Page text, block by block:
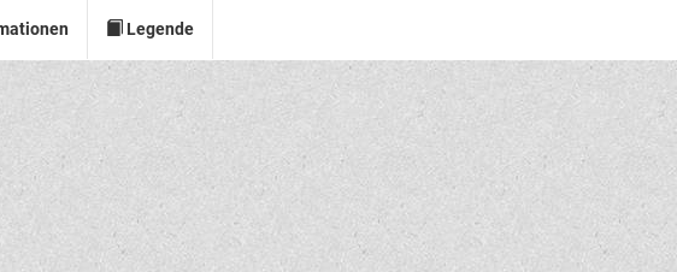
Legende